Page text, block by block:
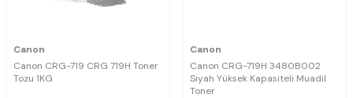
Canon
Canon CRG-719 CRG 719H Toner
Tozu 1KG
Canon
Canon CRG-719H 3480B002
Siyah Yüksek Kapasiteli Muadil
Toner